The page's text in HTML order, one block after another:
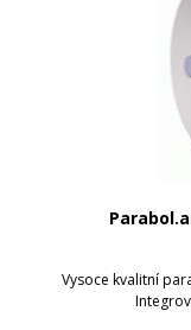
Vysoce kvalitní